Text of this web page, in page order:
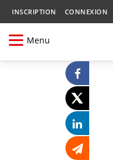
INSCRIPTION CONNEXION
Menu